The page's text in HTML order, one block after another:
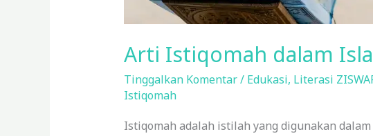
Arti Istiqomah dalam
Tinggalkan Komentar/ Edukasi, Literasi
Istiqomah
Istiqomah adalah istilah yang digunakan